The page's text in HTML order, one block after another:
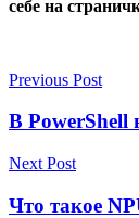
себе на
Previous Post
В PowerShell
Next Post
Что такое